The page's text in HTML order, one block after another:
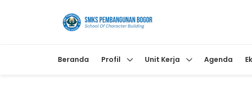
Beranda Profil Unit Kerja Agenda